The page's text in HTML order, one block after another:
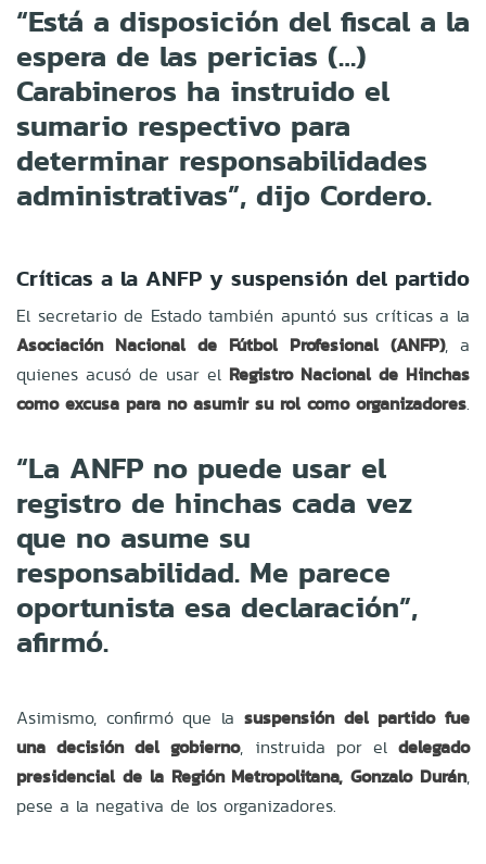
“Está a disposición del fiscal a la
espera de las pericias (…)
Carabineros ha instruido el
sumario respectivo para
determinar responsabilidades
administrativas”, dijo Cordero.
Críticas a la ANFP y suspensión del partido
El secretario de Estado también apuntó sus críticas a la
Asociación Nacional de Fútbol Profesional (ANFP), a
quienes acusó de usar el Registro Nacional de Hinchas
como excusa para no asumir su rol como organizadores.
“La ANFP no puede usar el
registro de hinchas cada vez
que no asume su
responsabilidad. Me parece
oportunista esa declaración”,
afirmó.
Asimismo, confirmó que la suspensión del partido fue
una decisión del gobierno, instruida por eldelegado
presidencial de la Región Metropolitana, Gonzalo Durán,
pese a la negativa de los organizadores.